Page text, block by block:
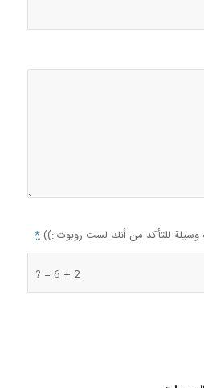
2 + 6 = ?
وسيلة للتأكد من أنك لست روبوت :))*